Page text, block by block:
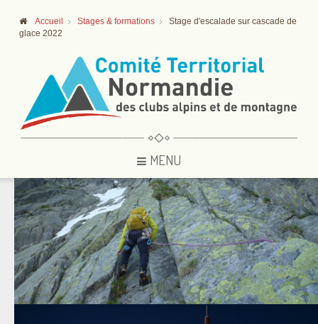
Accueil Stages & formations
Stage d'escalade sur cascade de
glace 2022
MENU